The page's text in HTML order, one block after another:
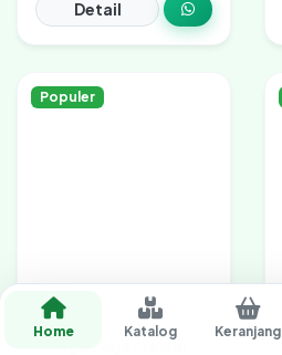
Detail
Populer
Bunga Meja Mawar
Home Katalog Keranjang